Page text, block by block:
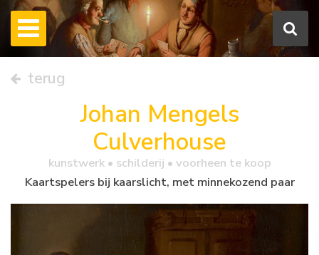
terug
Johan Mengels
Culverhouse
kunstwerk • schilderij • voorheen te koop
Kaartspelers bij kaarslicht, met minnekozend paar